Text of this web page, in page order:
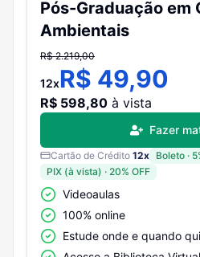
Pós-Graduação em
Ambientais
R$2.219,00
12xR$ 49,90
R$ 598,80 à vista
Fazer
Cartão de Crédito 12x Boleto · 5
PIX (à vista) · 20% OFF
Videoaulas
100% online
Estude onde e quando